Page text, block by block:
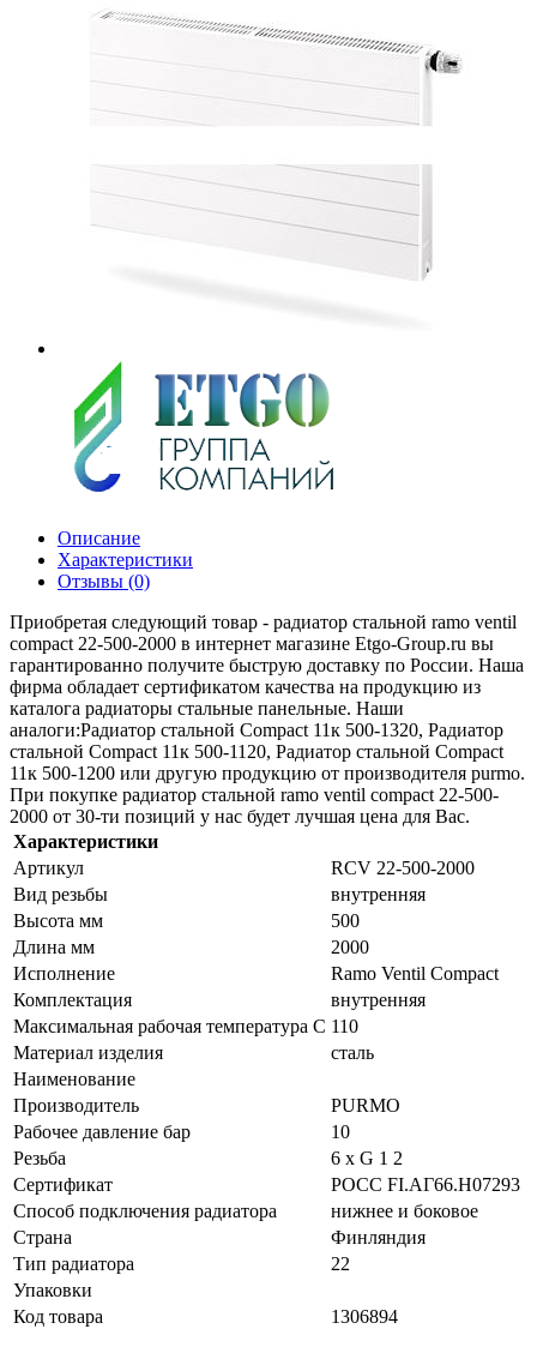
Описание
Характеристики
Отзывы (0)
Приобретая следующий товар - радиатор стальной ramo ventil
compact 22-500-2000 в интернет магазине Etgo-Group.ru вы
гарантированно получите быструю доставку по России. Наша
фирма обладает сертификатом качества на продукцию из
каталога радиаторы стальные панельные. Наши
аналоги:Радиатор стальной Compact 11к 500-1320, Радиатор
стальной Compact 11к 500-1120, Радиатор стальной Compact
11к 500-1200 или другую продукцию от производителя purmo.
При покупке радиатор стальной ramo ventil compact 22-500-
2000 от 30-ти позиций у нас будет лучшая цена для Вас.
Характеристики
Артикул
RCV 22-500-2000
Вид резьбы
внутренняя
Высота мм
500
Длина мм
2000
Исполнение
Ramo Ventil Compact
Комплектация
внутренняя
Максимальная рабочая температура C 110
Материал изделия
сталь
Наименование
Производитель
PURMO
Рабочее давление бар
10
Резьба
6 х G 1 2
Сертификат
POCC FI.АГ66.H07293
Способ подключения радиатора
нижнее и боковое
Страна
Финляндия
Тип радиатора
22
Упаковки
Код товара
1306894